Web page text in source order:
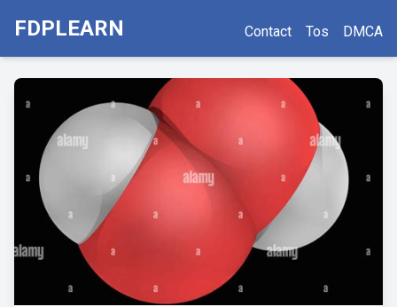
FDPLEARN Contact Tos DMCA